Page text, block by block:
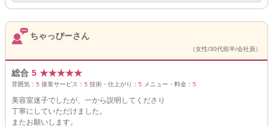
ちゃっぴーさん
（女性/30代前半/会社員）
総合 5 ★★★★★
雰囲気： 5 接客サービス： 5 技術・仕上がり： 5 メニュー・料金： 5
美容室迷子でしたが、一から説明してくださり
丁寧にしていただけました。
またお願いします。